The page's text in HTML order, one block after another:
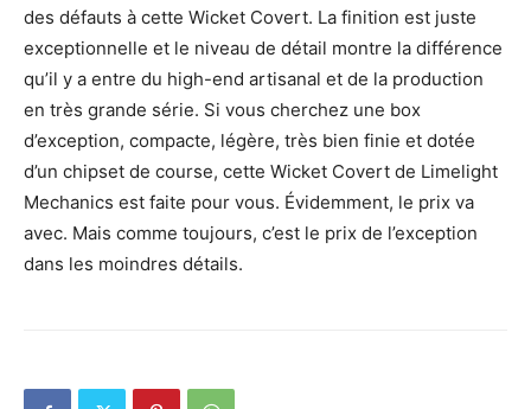
des défauts à cette Wicket Covert. La finition est juste
exceptionnelle et le niveau de détail montre la différence
qu’il y a entre du high-end artisanal et de la production
en très grande série. Si vous cherchez une box
d’exception, compacte, légère, très bien finie et dotée
d’un chipset de course, cette Wicket Covert de Limelight
Mechanics est faite pour vous. Évidemment, le prix va
avec. Mais comme toujours, c’est le prix de l’exception
dans les moindres détails.